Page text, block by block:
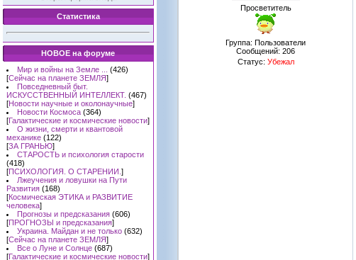
Статистика
НОВОЕ на форуме
Мир и войны на Земле ...
(426)
[Сейчас на планете ЗЕМЛЯ]
Повседневный быт.
ИСКУССТВЕННЫЙ ИНТЕЛЛЕКТ. (467)
[Новости научные и околонаучные]
Новости Космоса (364)
[Галактические и космические новости]
О жизни, смерти и квантовой
механике (122)
[ЗА ГРАНЬЮ]
СТАРОСТЬ и психология старости
(418)
[ПСИХОЛОГИЯ. О СТАРЕНИИ. ]
Лжеучения и ловушки на Пути
Развития (168)
[Космическая ЭТИКА и РАЗВИТИЕ
человека]
Прогнозы и предсказания (606)
[ПРОГНОЗЫ и предсказания]
Украина. Майдан и не только (632)
[Сейчас на планете ЗЕМЛЯ]
Все о Луне и Солнце (687)
[Галактические и космические новости]
Просветитель
Группа: Пользователи
Сообщений: 206
Статус: Убежал